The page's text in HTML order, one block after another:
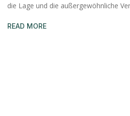
die Lage und die außergewöhnliche
READ MORE